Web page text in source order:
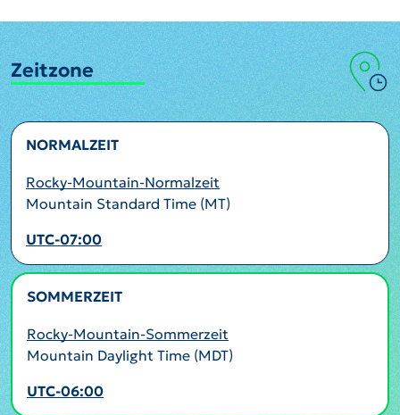
Zeitzone
NORMALZEIT
Rocky-Mountain-Normalzeit
Mountain Standard Time (MT)
UTC-07:00
SOMMERZEIT
Rocky-Mountain-Sommerzeit
Mountain Daylight Time (MDT)
UTC-06:00